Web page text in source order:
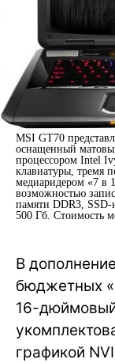
MSI GT70
оснащенный
процессором Intel
клавиатуры, тремя
медиаридером «7 в
возможностью
памяти DDR3, SSD-
500 Гб. Стоимость
В
бюджетных
16-
графикой